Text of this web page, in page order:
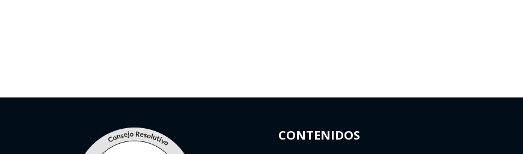
CONTENIDOS